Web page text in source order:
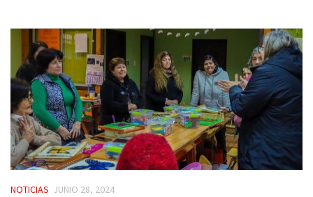
NOTICIAS JUNIO 28, 2024